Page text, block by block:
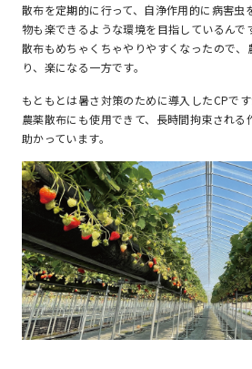
散布を定期的に行って、自浄作用的に病害虫
物も楽できるような環境を目指しているんで
散布もめちゃくちゃやりやすくなったので
り、楽になる一方です。
もともとは暑さ対策のために導入したCPで
農薬散布にも使用できて、長時間拘束される
助かっています。